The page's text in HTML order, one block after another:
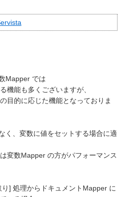
Mapper では
機能も多くございますが、
目的に応じた機能となっておりま
、変数に値をセットする場合に適
変数Mapper の方がパフォーマンス
] 処理からドキュメントMapper に